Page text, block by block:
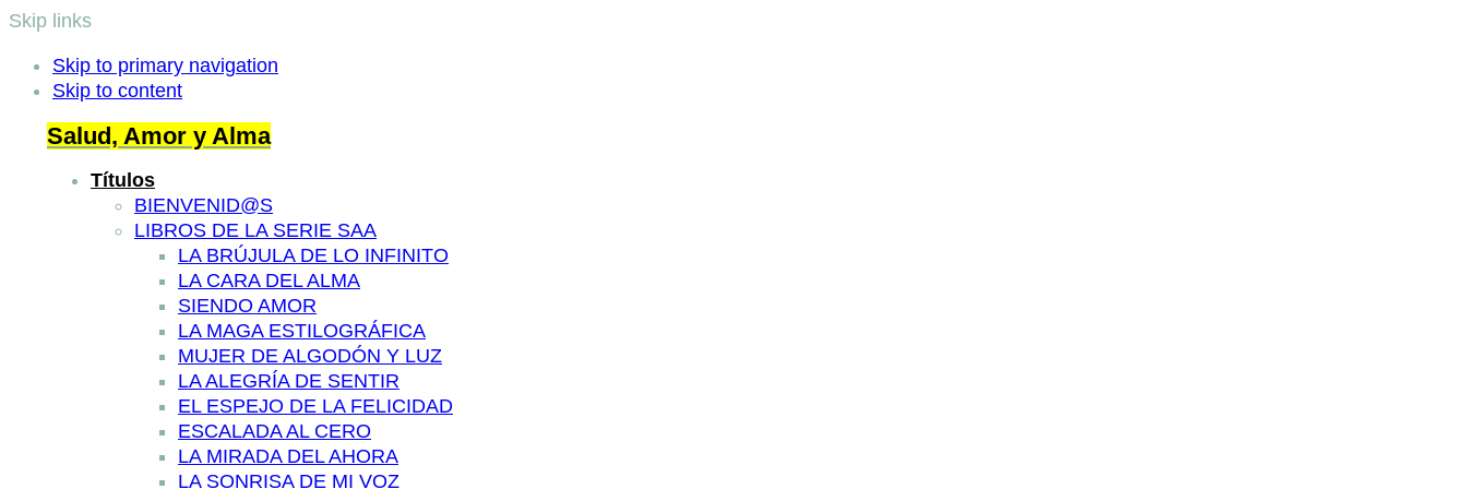
Skip links
Skip to primary navigation
Skip to content
Salud, Amor y Alma
Títulos
BIENVENID@S
LIBROS DE LA SERIE SAA
LA BRÚJULA DE LO INFINITO
LA CARA DEL ALMA
SIENDO AMOR
LA MAGA ESTILOGRÁFICA
MUJER DE ALGODÓN Y LUZ
LA ALEGRÍA DE SENTIR
EL ESPEJO DE LA FELICIDAD
ESCALADA AL CERO
LA MIRADA DEL AHORA
LA SONRISA DE MI VOZ